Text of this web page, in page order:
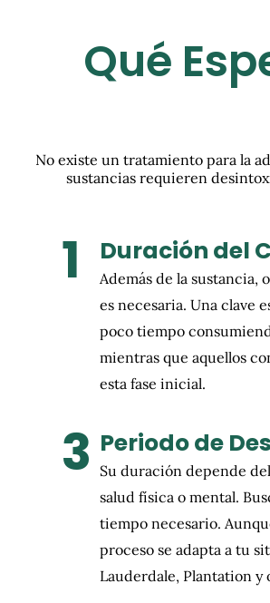
Qué
No existe un tratamiento para la
sustancias requieren
1 Duración del
Además de la
es necesaria. Una clave
poco tiempo
mientras que aquellos
esta fase inicial.
3 Periodo de
Su duración depende
salud física o mental.
tiempo necesario.
proceso se adapta a tu
Lauderdale, Plantation y